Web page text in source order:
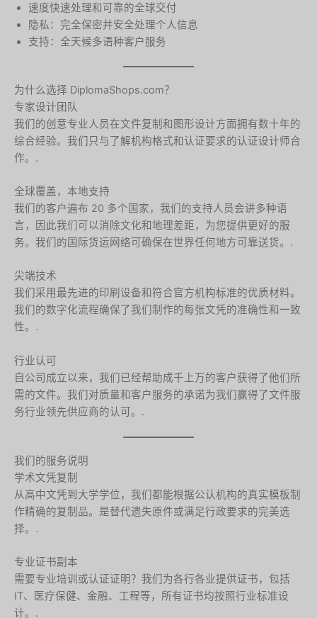
速度快速处理和可靠的全球交付
隐私：完全保密并安全处理个人信息
支持：全天候多语种客户服务
为什么选择 DiplomaShops.com？
专家设计团队
我们的创意专业人员在文件复制和图形设计方面拥有数十年的
综合经验。我们只与了解机构格式和认证要求的认证设计师合
作。.
全球覆盖，本地支持
我们的客户遍布 20 多个国家，我们的支持人员会讲多种语
言，因此我们可以消除文化和地理差距，为您提供更好的服
务。我们的国际货运网络可确保在世界任何地方可靠送货。.
尖端技术
我们采用最先进的印刷设备和符合官方机构标准的优质材料。
我们的数字化流程确保了我们制作的每张文凭的准确性和一致
性。.
行业认可
自公司成立以来，我们已经帮助成千上万的客户获得了他们所
需的文件。我们对质量和客户服务的承诺为我们赢得了文件服
务行业领先供应商的认可。.
我们的服务说明
学术文凭复制
从高中文凭到大学学位，我们都能根据公认机构的真实模板制
作精确的复制品。是替代遗失原件或满足行政要求的完美选
择。.
专业证书副本
需要专业培训或认证证明？我们为各行各业提供证书，包括
IT、医疗保健、金融、工程等，所有证书均按照行业标准设
计。.